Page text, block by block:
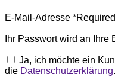
E-Mail-Adresse *Required
Ihr Passwort wird an
Ja, ich möchte ein
die Datenschutzerklärung.